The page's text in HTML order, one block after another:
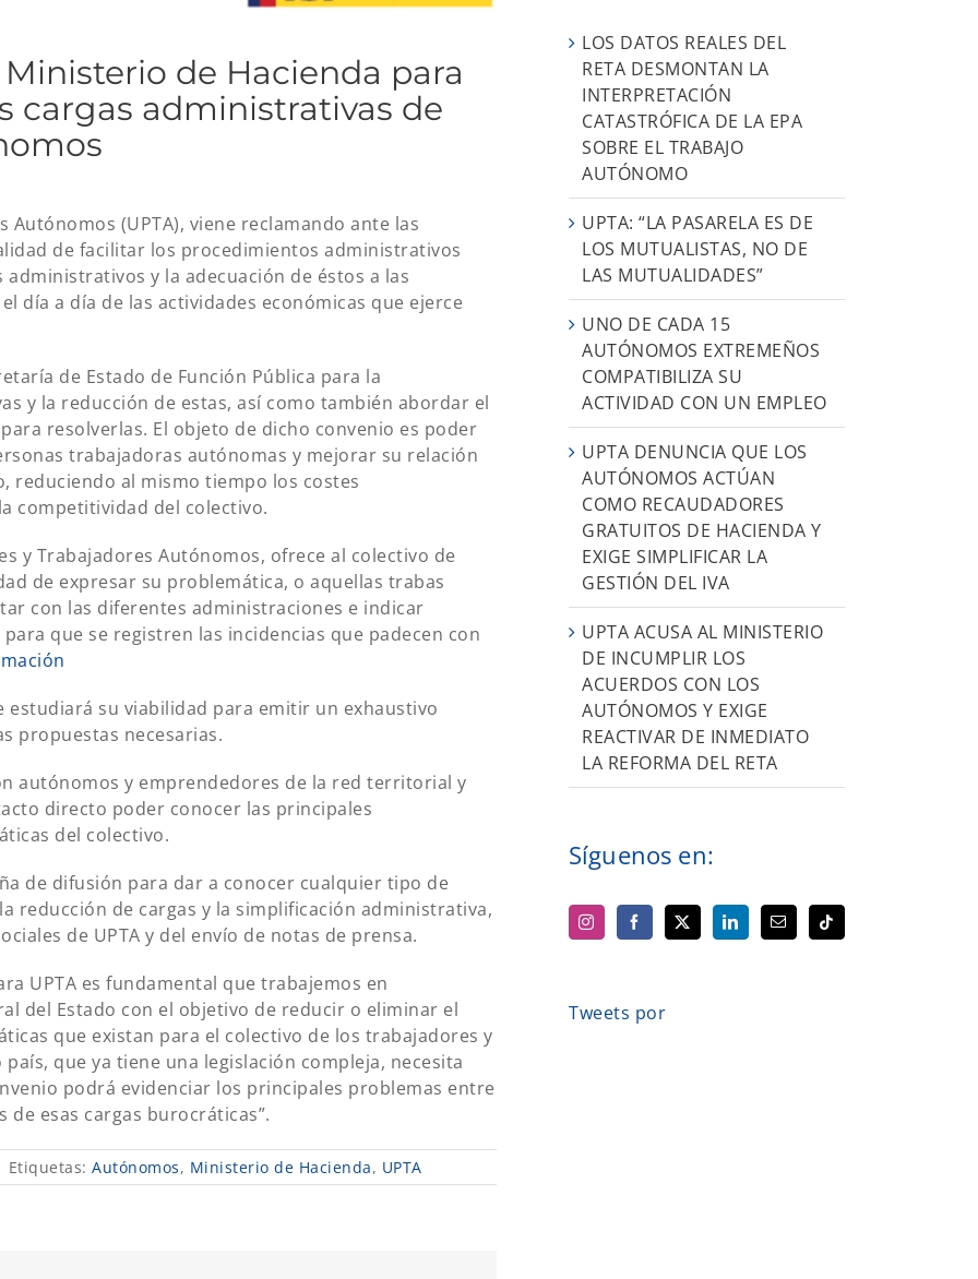
de Hacienda para
cargas administrativas de
(UPTA), viene reclamando ante las
de facilitar los procedimientos administrativos
y la adecuación de éstos a las
día a día de las actividades económicas que ejerce
de Estado de Función Pública para la
y la reducción de estas, así como también abordar el
resolverlas. El objeto de dicho convenio es poder
trabajadoras autónomas y mejorar su relación
reduciendo al mismo tiempo los costes
competitividad del colectivo.
y Trabajadores Autónomos, ofrece al colectivo de
de expresar su problemática, o aquellas trabas
con las diferentes administraciones e indicar
que se registren las incidencias que padecen con
estudiará su viabilidad para emitir un exhaustivo
propuestas necesarias.
autónomos y emprendedores de la red territorial y
directo poder conocer las principales
del colectivo.
de difusión para dar a conocer cualquier tipo de
reducción de cargas y la simplificación administrativa,
de UPTA y del envío de notas de prensa.
UPTA es fundamental que trabajemos en
del Estado con el objetivo de reducir o eliminar el
que existan para el colectivo de los trabajadores y
que ya tiene una legislación compleja, necesita
podrá evidenciar los principales problemas entre
esas cargas burocráticas”.
Etiquetas: Autónomos, Ministerio de Hacienda, UPTA
LOS DATOS REALES DEL
RETA DESMONTAN LA
INTERPRETACIÓN
CATASTRÓFICA DE LA EPA
SOBRE EL TRABAJO
AUTÓNOMO
UPTA: “LA PASARELA ES DE
LOS MUTUALISTAS, NO DE
LAS MUTUALIDADES”
UNO DE CADA 15
AUTÓNOMOS EXTREMEÑOS
COMPATIBILIZA SU
ACTIVIDAD CON UN EMPLEO
UPTA DENUNCIA QUE LOS
AUTÓNOMOS ACTÚAN
COMO RECAUDADORES
GRATUITOS DE HACIENDA Y
EXIGE SIMPLIFICAR LA
GESTIÓN DEL IVA
UPTA ACUSA AL MINISTERIO
DE INCUMPLIR LOS
ACUERDOS CON LOS
AUTÓNOMOS Y EXIGE
REACTIVAR DE INMEDIATO
LA REFORMA DEL RETA
Síguenos en:
Tweets por